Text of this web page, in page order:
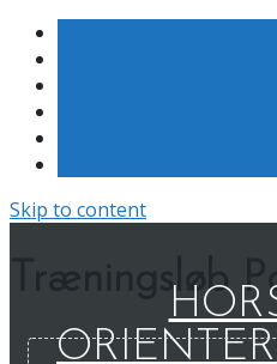
Skip to content
Træningsløb